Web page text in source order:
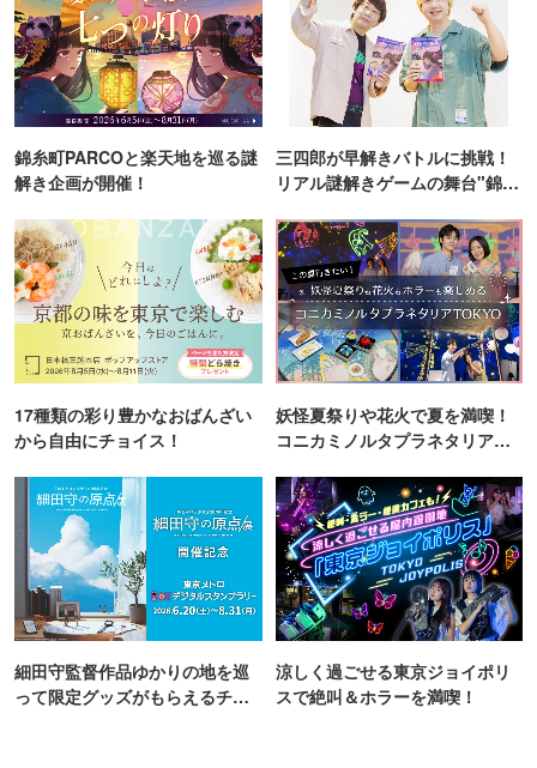
錦糸町PARCOと楽天地を巡る謎
解き企画が開催！
三四郎が早解きバトルに挑戦！
リアル謎解きゲームの舞台"錦糸
17種類の彩り豊かなおばんざい
から自由にチョイス！
妖怪夏祭りや花火で夏を満喫！
コニカミノルタプラネタリア
細田守監督作品ゆかりの地を巡
って限定グッズがもらえるチャ
涼しく過ごせる東京ジョイポリ
スで絶叫＆ホラーを満喫！